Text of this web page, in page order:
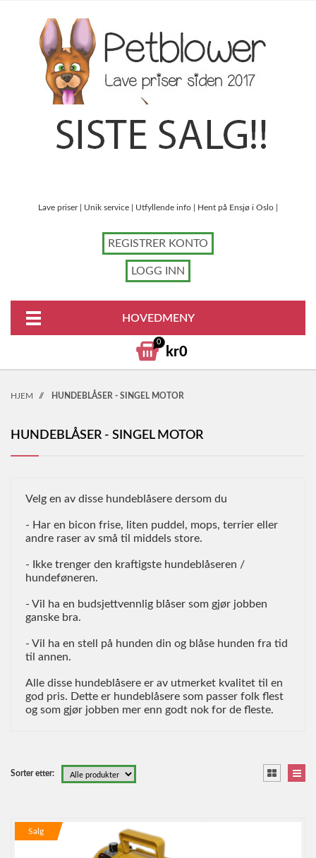
Lave priser | Unik service | Utfyllende info | Hent på Ensjø i Oslo |
REGISTRER KONTO
LOGG INN
HOVEDMENY
0
kr0
HJEM // HUNDEBLÅSER - SINGEL MOTOR
HUNDEBLÅSER - SINGEL MOTOR
Velg en av disse hundeblåsere dersom du
- Har en bicon frise, liten puddel, mops, terrier eller
andre raser av små til middels store.
- Ikke trenger den kraftigste hundeblåseren /
hundeføneren.
- Vil ha en budsjettvennlig blåser som gjør jobben
ganske bra.
- Vil ha en stell på hunden din og blåse hunden fra tid
til annen.
Alle disse hundeblåsere er av utmerket kvalitet til en
god pris. Dette er hundeblåsere som passer folk flest
og som gjør jobben mer enn godt nok for de fleste.
Sorter etter:
Salg